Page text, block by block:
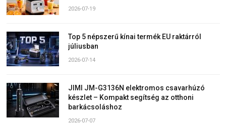
2026-07-19
Top 5 népszerű kínai termék EU raktárról
júliusban
2026-07-14
JIMI JM-G3136N elektromos csavarhúzó
készlet – Kompakt segítség az otthoni
barkácsoláshoz
2026-07-07